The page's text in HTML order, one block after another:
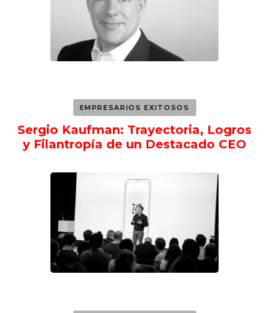
EMPRESARIOS EXITOSOS
Sergio Kaufman: Trayectoria, Logros
y Filantropía de un Destacado CEO